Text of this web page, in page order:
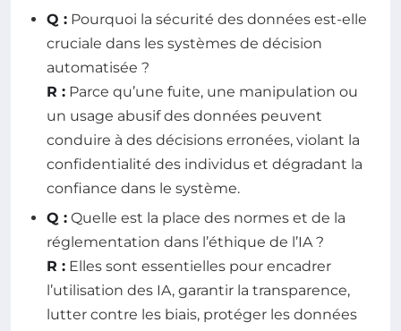
Q : Pourquoi la sécurité des données est-elle
cruciale dans les systèmes de décision
automatisée ?
R : Parce qu’une fuite, une manipulation ou
un usage abusif des données peuvent
conduire à des décisions erronées, violant la
confidentialité des individus et dégradant la
confiance dans le système.
Q : Quelle est la place des normes et de la
réglementation dans l’éthique de l’IA ?
R : Elles sont essentielles pour encadrer
l’utilisation des IA, garantir la transparence,
lutter contre les biais, protéger les données